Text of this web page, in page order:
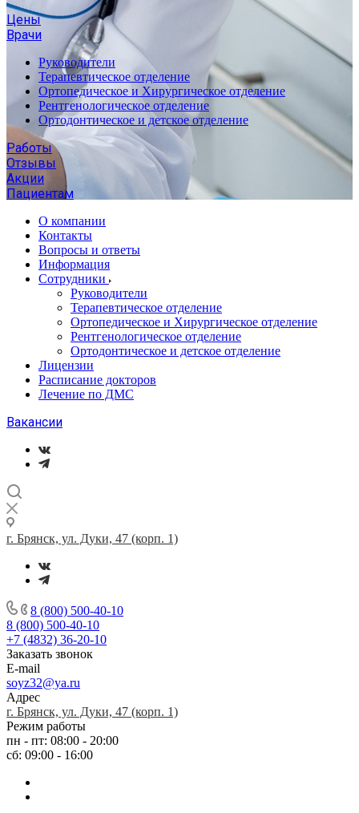
Цены
Врачи
Руководители
Терапевтическое отделение
Ортопедическое и Хирургическое отделение
Рентгенологическое отделение
Ортодонтическое и детское отделение
Работы
Отзывы
Акции
Пациентам
О компании
Контакты
Вопросы и ответы
Информация
Сотрудники
Руководители
Терапевтическое отделение
Ортопедическое и Хирургическое отделение
Рентгенологическое отделение
Ортодонтическое и детское отделение
Лицензии
Расписание докторов
Лечение по ДМС
Вакансии
г. Брянск, ул. Дуки, 47 (корп. 1)
8 (800) 500-40-10
8 (800) 500-40-10
+7 (4832) 36-20-10
Заказать звонок
E-mail
soyz32@ya.ru
Адрес
г. Брянск, ул. Дуки, 47 (корп. 1)
Режим работы
пн - пт: 08:00 - 20:00
сб: 09:00 - 16:00